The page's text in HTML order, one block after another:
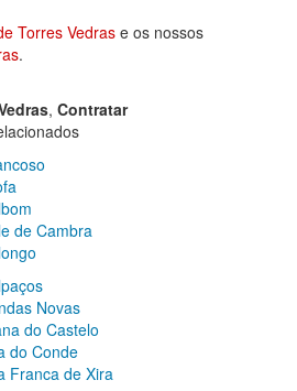
Torres Vedrase os nossos
.
, Contratar
de Cambra
Novas
do Castelo
do Conde
Franca de Xira